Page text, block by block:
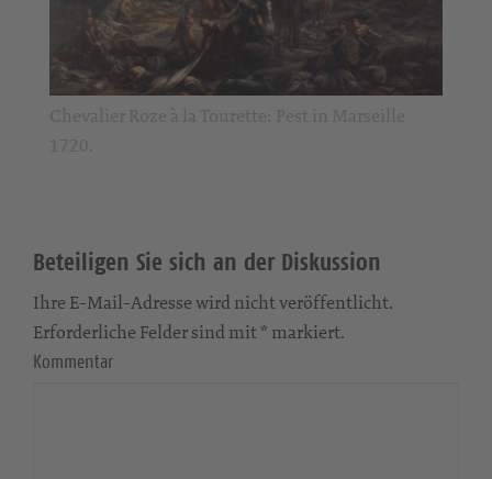
Beteiligen Sie sich an der Diskussion
Ihre E-Mail-Adresse wird nicht veröffentlicht.
Erforderliche Felder sind mit * markiert.
Kommentar